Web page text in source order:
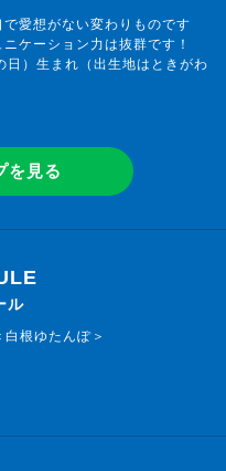
愛想がない変わりものです
ケーション力は抜群です！
日）生まれ（出生地はときがわ
を見る
ル
根ゆたんぽ＞